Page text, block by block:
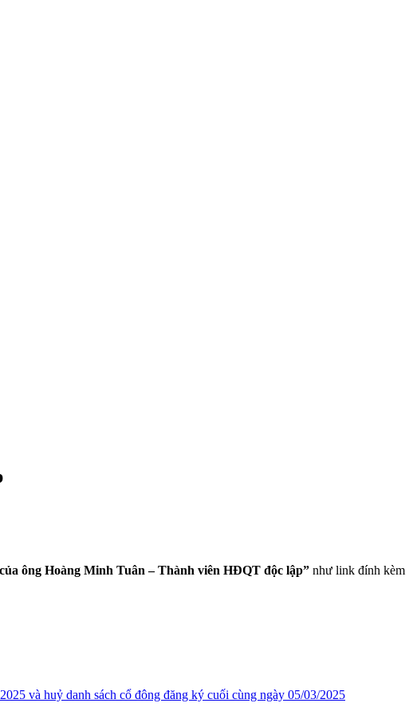
ông Hoàng Minh Tuân – Thành viên HĐQT độc lập” như link đính kèm
và huỷ danh sách cổ đông đăng ký cuối cùng ngày 05/03/2025